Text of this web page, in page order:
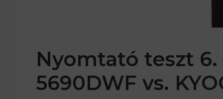
Nyomtató teszt 6.
5690DWF vs.